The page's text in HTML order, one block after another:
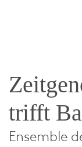
trifft
Ensemble